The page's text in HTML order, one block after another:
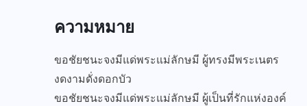
ความหมาย
ขอชัยชนะจงมีแด่พระแม่ลักษมี ผู้ทรงมีพระเนตร
งดงามดั่งดอกบัว
ขอชัยชนะจงมีแด่พระแม่ลักษมี ผู้เป็นที่รักแห่งองค์